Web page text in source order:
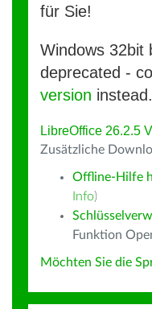
für Sie!
Windows 32bit
deprecated -
version instead.
LibreOffice 26.2.5
Zusätzliche
Offline-Hilfe
Info)
Funktion
Möchten Sie die